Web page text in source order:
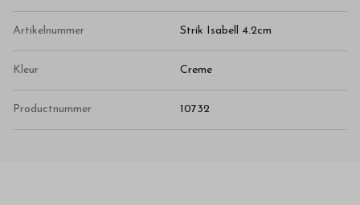
Artikelnummer Strik Isabell 4.2cm
Kleur Creme
Productnummer 10732